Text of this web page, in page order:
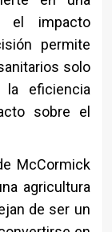
el impacto
permite
solo
la eficiencia
sobre el
McCormick
agricultura
de ser un